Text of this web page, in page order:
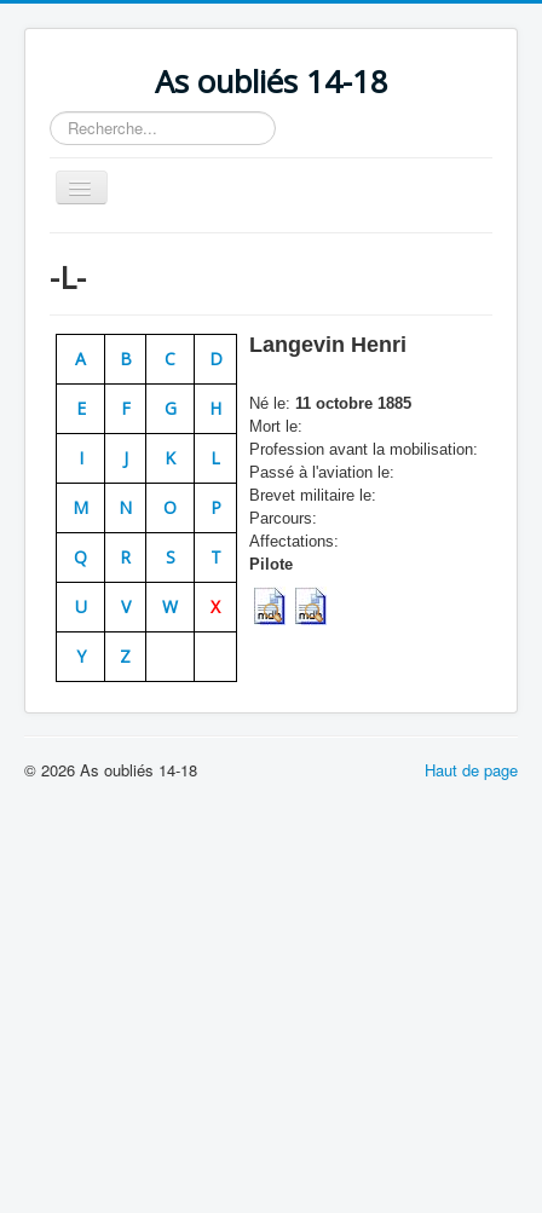
As oubliés 14-18
Rechercher
Basculer
la
Chronologie
Escadrilles
Organisation
Avions
Personnels
Doctrines
Batailles
Les As
Cahiers des As
-L-
A B C D
E F G H
I J K L
M N O P
Q R S T
U V W X
Y Z
Langevin Henri
Né le: 11 octobre 1885
Mort le:
Profession avant la mobilisation:
Passé à l'aviation le:
Brevet militaire le:
Parcours:
Affectations:
Pilote
Haut de page
© 2026 As oubliés 14-18